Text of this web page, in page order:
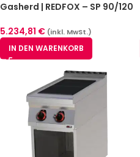
Gasherd | REDFOX – SP 90/120
5.234,81 € (inkl. MwSt.)
IN DEN WARENKORB